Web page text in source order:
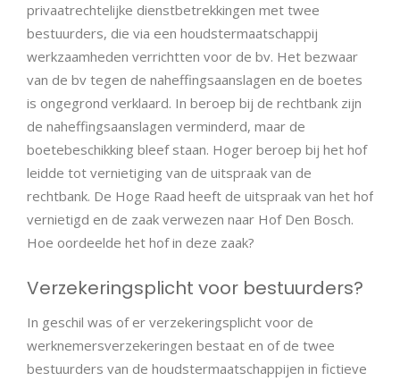
privaatrechtelijke dienstbetrekkingen met twee
bestuurders, die via een houdstermaatschappij
werkzaamheden verrichtten voor de bv. Het bezwaar
van de bv tegen de naheffingsaanslagen en de boetes
is ongegrond verklaard. In beroep bij de rechtbank zijn
de naheffingsaanslagen verminderd, maar de
boetebeschikking bleef staan. Hoger beroep bij het hof
leidde tot vernietiging van de uitspraak van de
rechtbank. De Hoge Raad heeft de uitspraak van het hof
vernietigd en de zaak verwezen naar Hof Den Bosch.
Hoe oordeelde het hof in deze zaak?
Verzekeringsplicht voor bestuurders?
In geschil was of er verzekeringsplicht voor de
werknemersverzekeringen bestaat en of de twee
bestuurders van de houdstermaatschappijen in fictieve